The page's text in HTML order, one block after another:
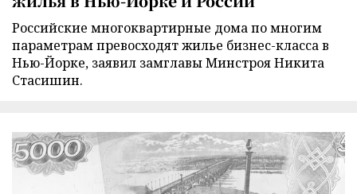
Российские многоквартирные дома по многим
параметрам превосходят жилье бизнес-класса в
Нью-Йорке, заявил замглавы Минстроя Никита
Стасишин.